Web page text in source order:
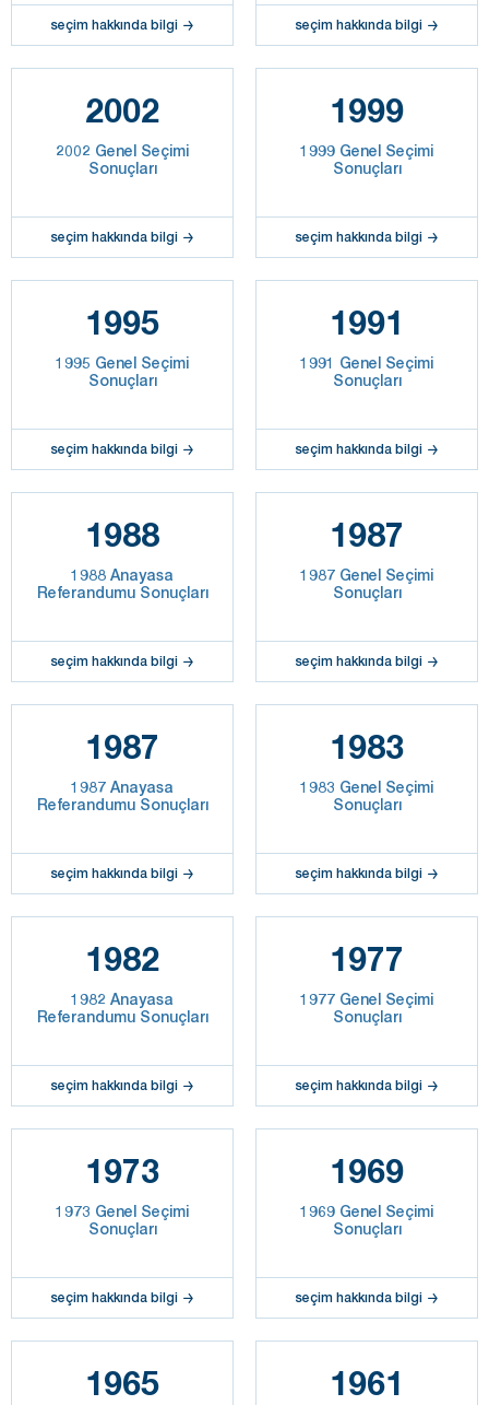
seçim hakkında bilgi seçim hakkında bilgi
2002
2002 Genel Seçimi
Sonuçları
seçim hakkında bilgi
1999
1999 Genel Seçimi
Sonuçları
seçim hakkında bilgi
1995
1995 Genel Seçimi
Sonuçları
seçim hakkında bilgi
1991
1991 Genel Seçimi
Sonuçları
seçim hakkında bilgi
1988
1988 Anayasa
Referandumu Sonuçları
seçim hakkında bilgi
1987
1987 Genel Seçimi
Sonuçları
seçim hakkında bilgi
1987
1987 Anayasa
Referandumu Sonuçları
seçim hakkında bilgi
1983
1983 Genel Seçimi
Sonuçları
seçim hakkında bilgi
1982
1982 Anayasa
Referandumu Sonuçları
seçim hakkında bilgi
1977
1977 Genel Seçimi
Sonuçları
seçim hakkında bilgi
1973
1973 Genel Seçimi
Sonuçları
seçim hakkında bilgi
1969
1969 Genel Seçimi
Sonuçları
seçim hakkında bilgi
1965 1961